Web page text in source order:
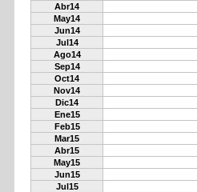
Abr14
May14
Jun14
Jul14
Ago14
Sep14
Oct14
Nov14
Dic14
Ene15
Feb15
Mar15
Abr15
May15
Jun15
Jul15